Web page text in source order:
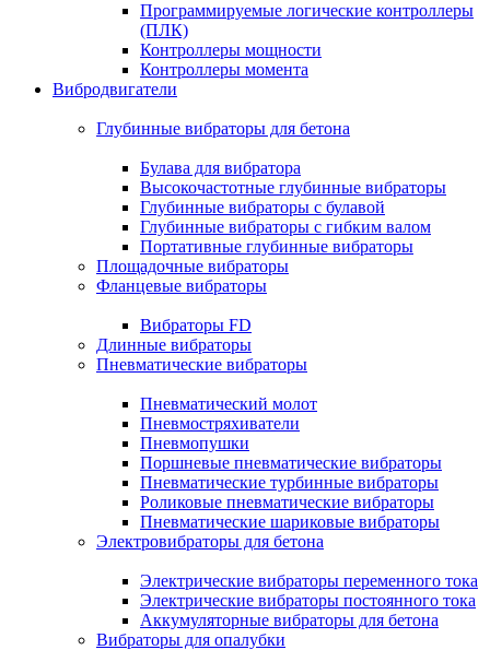
Программируемые логические контроллеры
(ПЛК)
Контроллеры мощности
Контроллеры момента
Вибродвигатели
Глубинные вибраторы для бетона
Булава для вибратора
Высокочастотные глубинные вибраторы
Глубинные вибраторы с булавой
Глубинные вибраторы с гибким валом
Портативные глубинные вибраторы
Площадочные вибраторы
Фланцевые вибраторы
Вибраторы FD
Длинные вибраторы
Пневматические вибраторы
Пневматический молот
Пневмостряхиватели
Пневмопушки
Поршневые пневматические вибраторы
Пневматические турбинные вибраторы
Роликовые пневматические вибраторы
Пневматические шариковые вибраторы
Электровибраторы для бетона
Электрические вибраторы переменного тока
Электрические вибраторы постоянного тока
Аккумуляторные вибраторы для бетона
Вибраторы для опалубки